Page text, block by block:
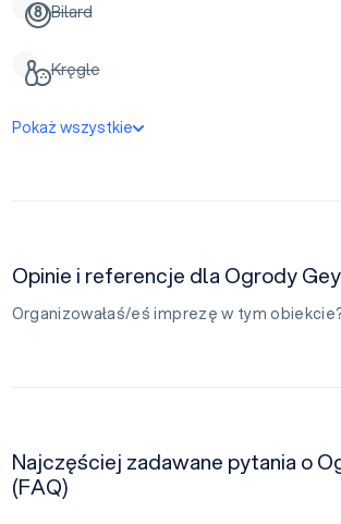
Bilard
Kręgle
Pokaż wszystkie
Opinie i referencje dla Ogrody
Organizowałaś/eś imprezę w tym
Najczęściej zadawane pytania o
(FAQ)